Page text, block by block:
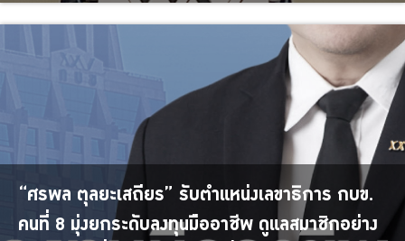
“ศรพล ตุลยะเสถียร” รับตำแหน่งเลขาธิการ กบข.
คนที่ 8 มุ่งยกระดับลงทุนมืออาชีพ ดูแลสมาชิกอย่าง